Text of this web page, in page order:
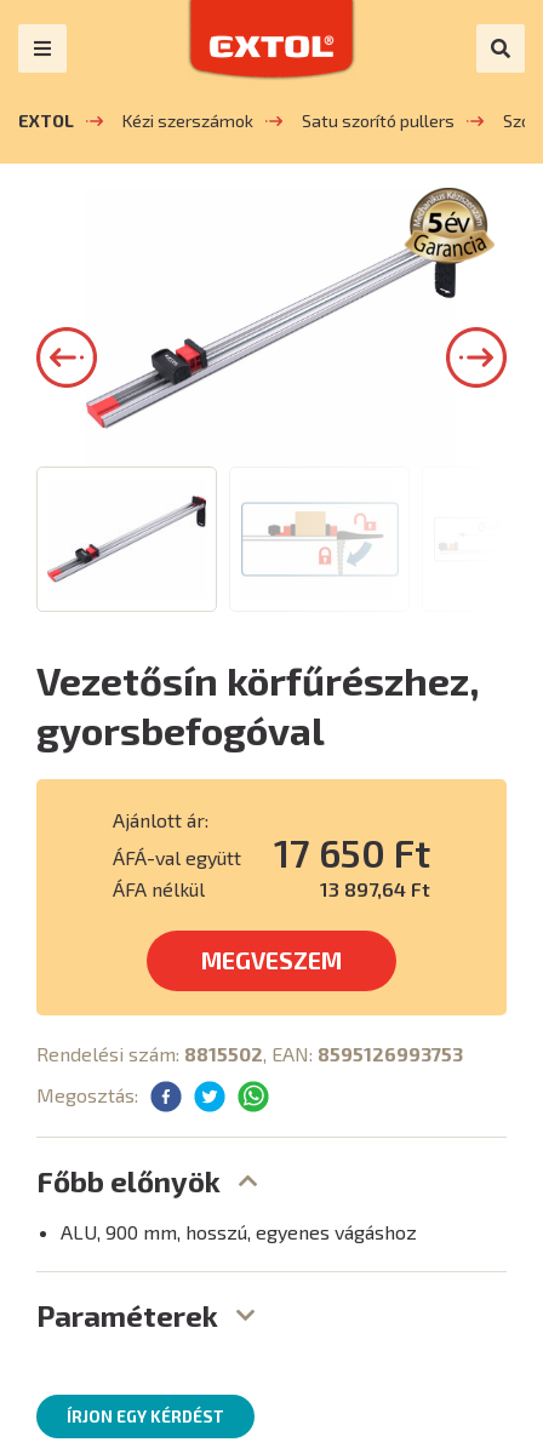
EXTOL Kézi szerszámok Satu szorító pullers
Vezetősín körfűrészhez,
gyorsbefogóval
Ajánlott ár:
ÁFÁ-val együtt
17 650 Ft
ÁFA nélkül 13 897,64 Ft
MEGVESZEM
Rendelési szám: 8815502, EAN: 8595126993753
Megosztás:
Főbb előnyök
ALU, 900 mm, hosszú, egyenes vágáshoz
Paraméterek
ÍRJON EGY KÉRDÉST